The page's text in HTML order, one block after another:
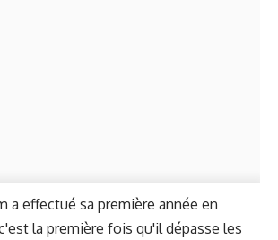
a effectué sa première année en
la première fois qu'il dépasse les